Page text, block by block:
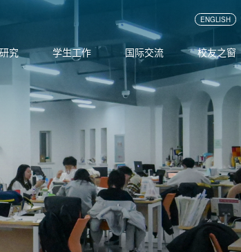
ENGLISH
究 学生工作 国际交流 校友之窗